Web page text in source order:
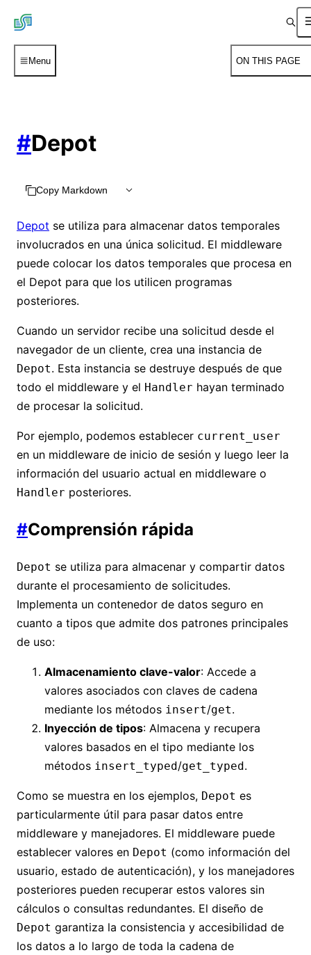
Menu ON THIS PAGE
#Depot
Copy Markdown
Depot se utiliza para almacenar datos temporales
involucrados en una única solicitud. El middleware
puede colocar los datos temporales que procesa en
el Depot para que los utilicen programas
posteriores.
Cuando un servidor recibe una solicitud desde el
navegador de un cliente, crea una instancia de
Depot. Esta instancia se destruye después de que
todo el middleware y el Handler hayan terminado
de procesar la solicitud.
Por ejemplo, podemos establecer current_user
en un middleware de inicio de sesión y luego leer la
información del usuario actual en middleware o
Handler posteriores.
#Comprensión rápida
Depot se utiliza para almacenar y compartir datos
durante el procesamiento de solicitudes.
Implementa un contenedor de datos seguro en
cuanto a tipos que admite dos patrones principales
de uso:
Almacenamiento clave-valor: Accede a
valores asociados con claves de cadena
mediante los métodos insert/get.
Inyección de tipos: Almacena y recupera
valores basados en el tipo mediante los
métodos insert_typed/get_typed.
Como se muestra en los ejemplos, Depot es
particularmente útil para pasar datos entre
middleware y manejadores. El middleware puede
establecer valores en Depot (como información del
usuario, estado de autenticación), y los manejadores
posteriores pueden recuperar estos valores sin
cálculos o consultas redundantes. El diseño de
Depot garantiza la consistencia y accesibilidad de
los datos a lo largo de toda la cadena de